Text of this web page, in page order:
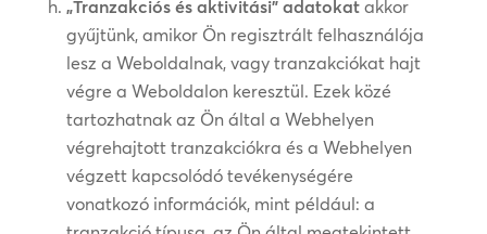
„Tranzakciós és aktivitási” adatokatakkor
gyűjtünk, amikor Ön regisztrált felhasználója
lesz a Weboldalnak, vagy tranzakciókat hajt
végre a Weboldalon keresztül. Ezek közé
tartozhatnak az Ön által a Webhelyen
végrehajtott tranzakciókra és a Webhelyen
végzett kapcsolódó tevékenységére
vonatkozó információk, mint például: a